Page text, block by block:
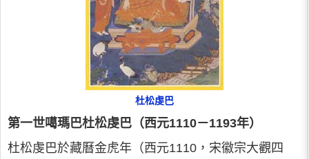
杜松虔巴
第一世噶瑪巴杜松虔巴（西元1110－1193年）
杜松虔巴於藏曆金虎年（西元1110，宋徽宗大觀四